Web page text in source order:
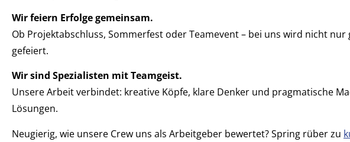
Wir feiern Erfolge gemeinsam.
Ob Projektabschluss, Sommerfest oder Teamevent – bei uns wird nicht
gefeiert.
Wir sind Spezialisten mit Teamgeist.
Unsere Arbeit verbindet: kreative Köpfe, klare Denker und pragmatische
Lösungen.
Neugierig, wie unsere Crew uns als Arbeitgeber bewertet? Spring rüber zu